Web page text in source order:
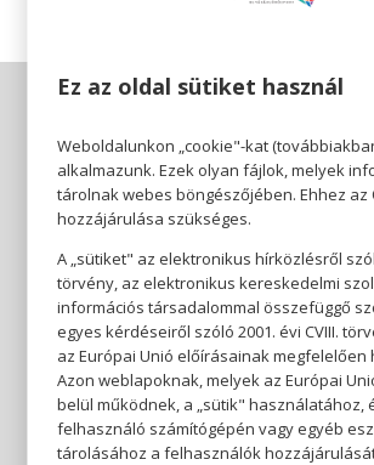
Ez az oldal sütiket használ
Weboldalunkon „cookie"-kat
alkalmazunk. Ezek olyan fájlok, melyek
tárolnak webes böngészőjében. Ehhez az
hozzájárulása szükséges.
A „sütiket" az elektronikus hírközlésről
törvény, az elektronikus kereskedelmi
információs társadalommal összefüggő
egyes kérdéseiről szóló 2001. évi CVIII.
az Európai Unió előírásainak megfelelően
Azon weblapoknak, melyek az Európai
belül működnek, a „sütik" használatához,
felhasználó számítógépén vagy egyéb
tárolásához a felhasználók